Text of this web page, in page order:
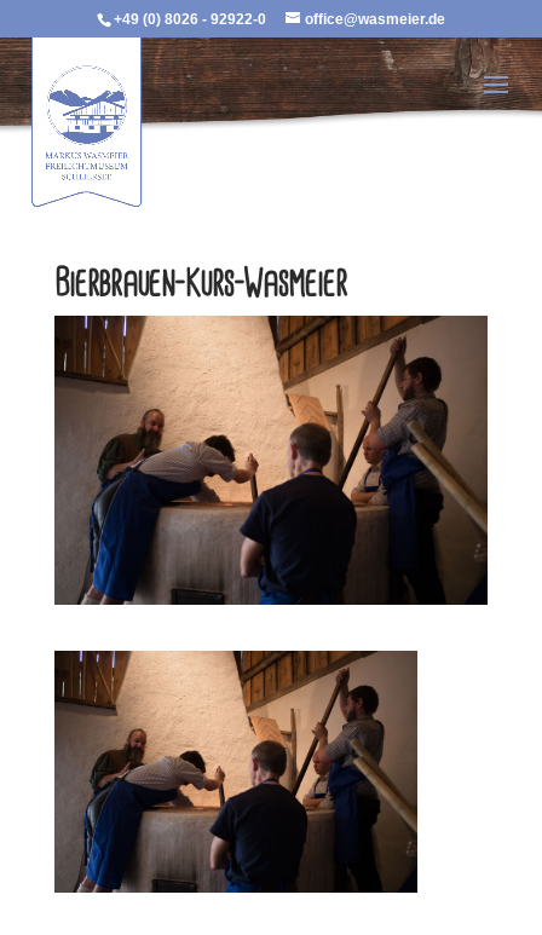
+49 (0) 8026 - 92922-0 office@wasmeier.de
Bierbrauen-Kurs-Wasmeier